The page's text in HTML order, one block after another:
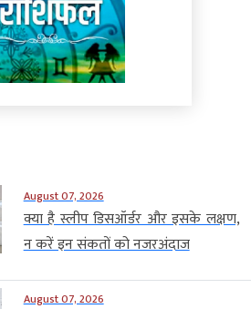
August 07, 2026
क्या है स्लीप डिसऑर्डर और इसके लक्षण,
न करें इन संकतों को नजरअंदाज
August 07, 2026